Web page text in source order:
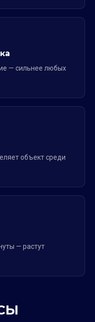
— сильнее любых
объект среди
— растут